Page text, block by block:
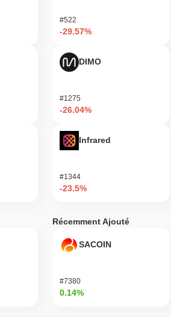
#522
-29.57%
DIMO
#1275
-26.04%
Infrared
#1344
-23.5%
Récemment Ajouté
SACOIN
#7380
0.14%